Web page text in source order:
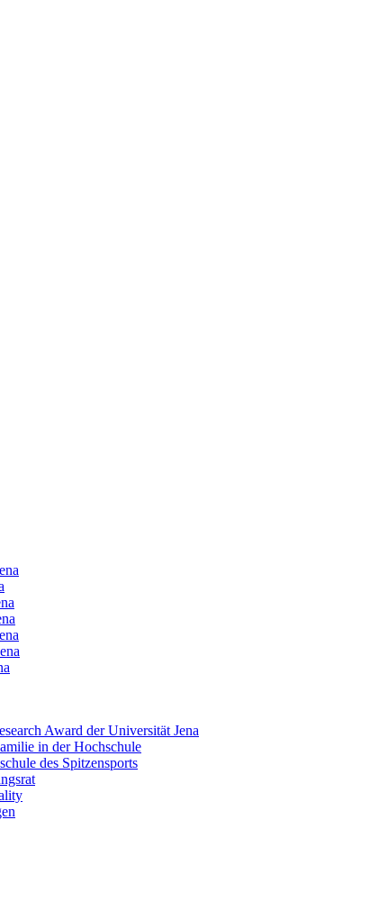
Award der Universität Jena
in der Hochschule
des Spitzensports